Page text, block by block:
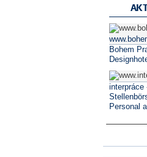
Bohem
interpráce
Personal